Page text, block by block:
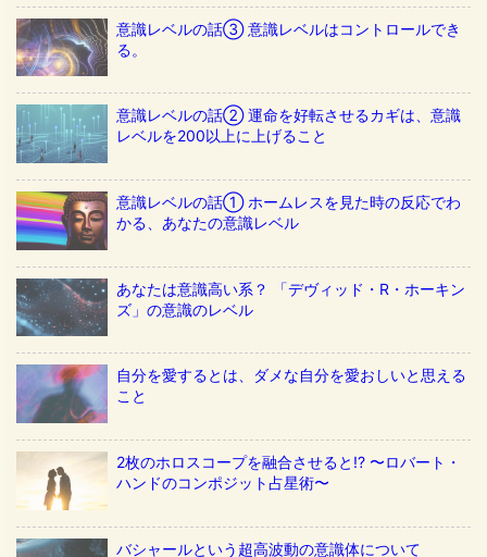
意識レベルの話③ 意識レベルはコントロールでき
る。
意識レベルの話② 運命を好転させるカギは、意識
レベルを200以上に上げること
意識レベルの話① ホームレスを見た時の反応でわ
かる、あなたの意識レベル
あなたは意識高い系？ 「デヴィッド・R・ホーキン
ズ」の意識のレベル
自分を愛するとは、ダメな自分を愛おしいと思える
こと
2枚のホロスコープを融合させると!? 〜ロバート・
ハンドのコンポジット占星術〜
バシャールという超高波動の意識体について